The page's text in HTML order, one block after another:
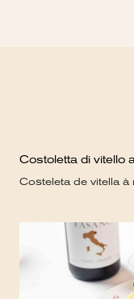
Costoletta di vitello
Costeleta de vitella